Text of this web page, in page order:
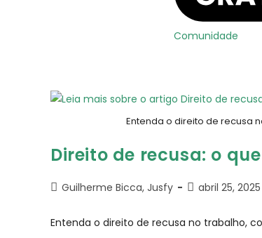
Comunidade
Entenda o direito de recusa
​​Direito de recusa: o
Guilherme Bicca, Jusfy abril 25, 2025
Entenda o direito de recusa no trabalho,